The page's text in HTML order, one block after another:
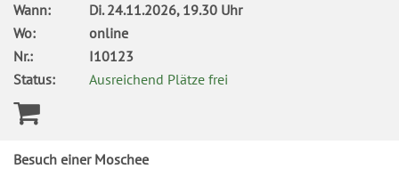
Wann:
Di.24.11.2026, 19.30 Uhr
Wo:
online
Nr.:
I10123
Status:
Ausreichend Plätze frei
Besuch einer Moschee